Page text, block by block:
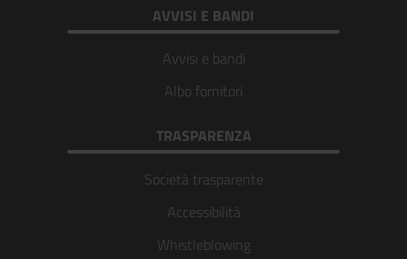
AVVISI E BANDI
Avvisi e bandi
Albo fornitori
TRASPARENZA
Società trasparente
Accessibilità
Whistleblowing